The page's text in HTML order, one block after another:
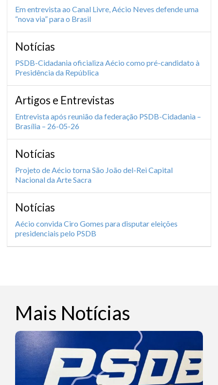
Em entrevista ao Canal Livre, Aécio Neves defende uma
“nova via” para o Brasil
Notícias
PSDB-Cidadania oficializa Aécio como pré-candidato à
Presidência da República
Artigos e Entrevistas
Entrevista após reunião da federação PSDB-Cidadania –
Brasília – 26-05-26
Notícias
Projeto de Aécio torna São João del-Rei Capital
Nacional da Arte Sacra
Notícias
Aécio convida Ciro Gomes para disputar eleições
presidenciais pelo PSDB
Mais Notícias